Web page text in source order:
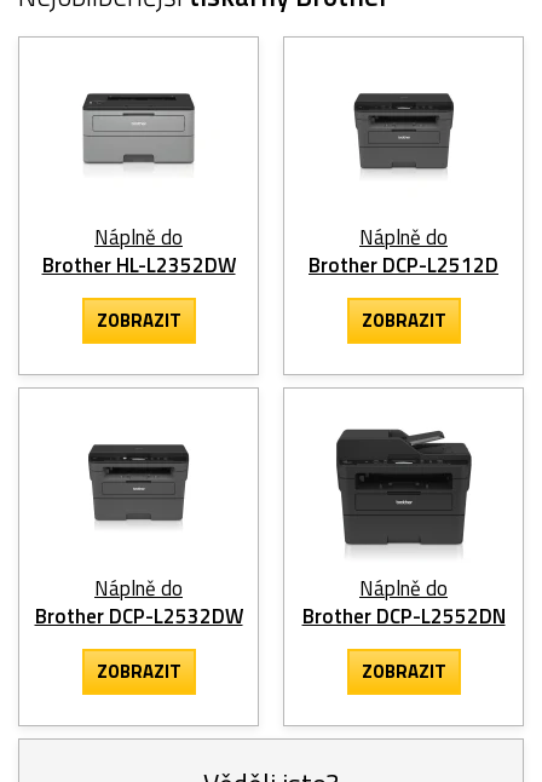
Náplně do
Brother HL-L2352DW
ZOBRAZIT
Náplně do
Brother DCP-L2512D
ZOBRAZIT
Náplně do
Brother DCP-L2532DW
ZOBRAZIT
Náplně do
Brother DCP-L2552DN
ZOBRAZIT